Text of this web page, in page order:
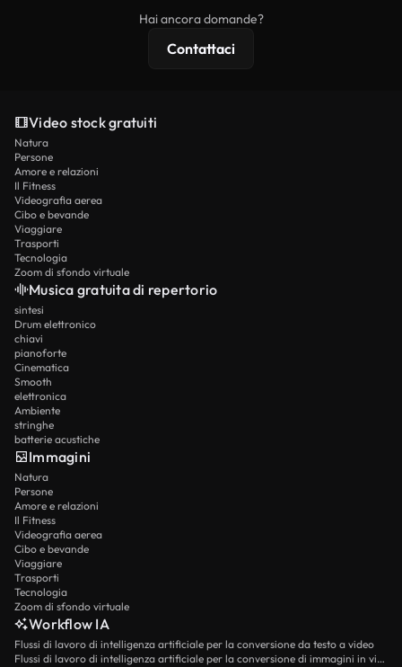
Hai ancora domande?
Contattaci
Video stock gratuiti
Natura
Persone
Amore e relazioni
Il Fitness
Videografia aerea
Cibo e bevande
Viaggiare
Trasporti
Tecnologia
Zoom di sfondo virtuale
Musica gratuita di repertorio
sintesi
Drum elettronico
chiavi
pianoforte
Cinematica
Smooth
elettronica
Ambiente
stringhe
batterie acustiche
Immagini
Natura
Persone
Amore e relazioni
Il Fitness
Videografia aerea
Cibo e bevande
Viaggiare
Trasporti
Tecnologia
Zoom di sfondo virtuale
Workflow IA
Flussi di lavoro di intelligenza artificiale per la conversione da testo a video
Flussi di lavoro di intelligenza artificiale per la conversione di immagini in video